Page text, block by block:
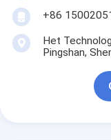
+86
Het
Pingshan,